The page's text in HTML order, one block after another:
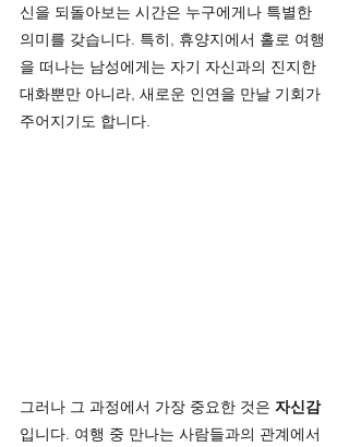
신을 되돌아보는 시간은 누구에게나 특별한
의미를 갖습니다. 특히, 휴양지에서 홀로 여행
을 떠나는 남성에게는 자기 자신과의 진지한
대화뿐만 아니라, 새로운 인연을 만날 기회가
주어지기도 합니다.
그러나 그 과정에서 가장 중요한 것은 자신감
입니다. 여행 중 만나는 사람들과의 관계에서